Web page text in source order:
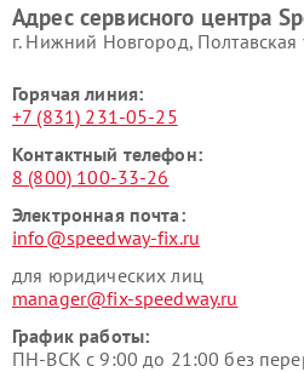
Адрес сервисного центра
г. Нижний Новгород, Полтавская
Горячая линия:
+7 (831) 231-05-25
Контактный телефон:
8 (800) 100-33-26
Электронная почта:
info@speedway-fix.ru
для юридических лиц
manager@fix-speedway.ru
График работы:
ПН-ВСК с 9:00 до 21:00 без